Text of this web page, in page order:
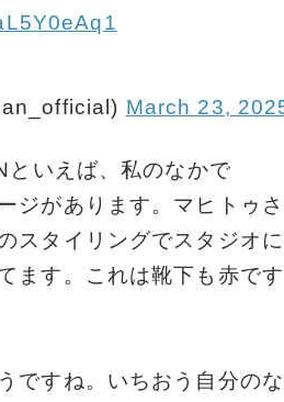
March 23,
といえば、私のなかで
ジがあります。マヒトゥさ
スタイリングでスタジオに
ます。これは靴下も赤です
ですね。いちおう自分のな